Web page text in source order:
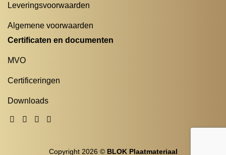
Leveringsvoorwaarden
Algemene voorwaarden
Certificaten en documenten
MVO
Certificeringen
Downloads
Copyright 2026 © BLOK Plaatmateriaal